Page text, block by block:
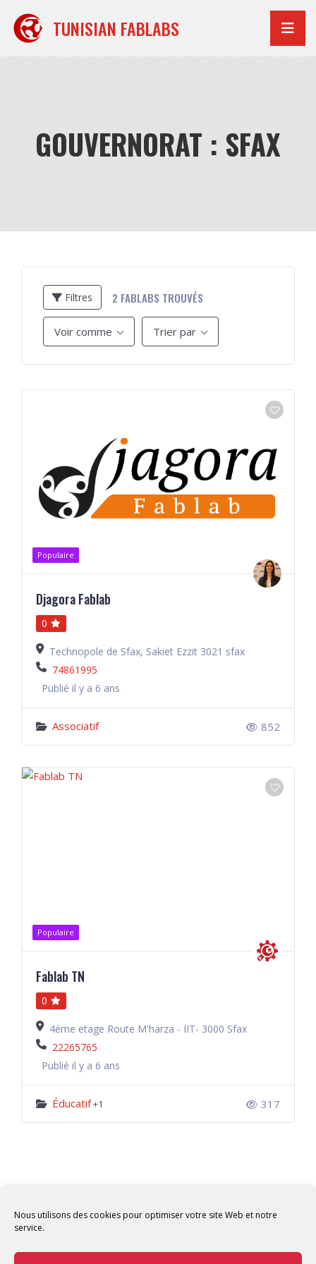
Nous utilisons des cookies pour optimiser votre site Web et notre
service.
contenu
TUNISIAN FABLABS
GOUVERNORAT : SFAX
Filtres 2 FABLABS TROUVÉS
Voir comme Trier par
Populaire
Djagora Fablab
0
Technopole de Sfax, Sakiet Ezzit 3021 sfax
74861995
Publié il y a 6 ans
Associatif 852
Populaire
Fablab TN
0
4éme etage Route M'harza - IIT- 3000 Sfax
22265765
Publié il y a 6 ans
Éducatif+1 317